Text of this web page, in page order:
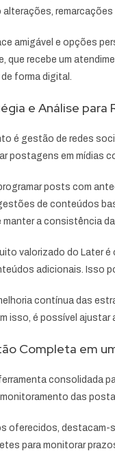
alterações,
amigável e opções
que recebe um
forma digital.
e Análise para
é gestão de redes
postagens em mídias
posts com
de conteúdos
manter a consistência
valorizado do Later
adicionais. Isso
contínua das
isso, é possível ajustar
Completa em
consolidada
das
oferecidos, destacam-
para monitorar